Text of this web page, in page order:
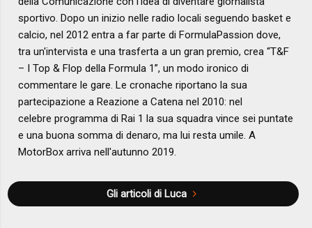
sportivo. Dopo un inizio nelle radio locali seguendo basket e
calcio, nel 2012 entra a far parte di FormulaPassion dove,
tra un'intervista e una trasferta a un gran premio, crea “T&F
– I Top & Flop della Formula 1”, un modo ironico di
commentare le gare. Le cronache riportano la sua
partecipazione a Reazione a Catena nel 2010: nel
celebre programma di Rai 1 la sua squadra vince sei puntate
e una buona somma di denaro, ma lui resta umile. A
MotorBox arriva nell'autunno 2019.
Gli articoli di Luca